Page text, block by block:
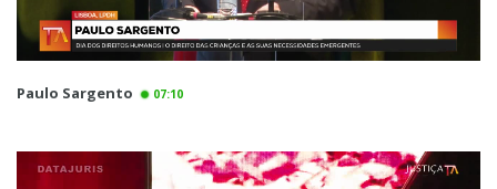
Paulo Sargento 07:10